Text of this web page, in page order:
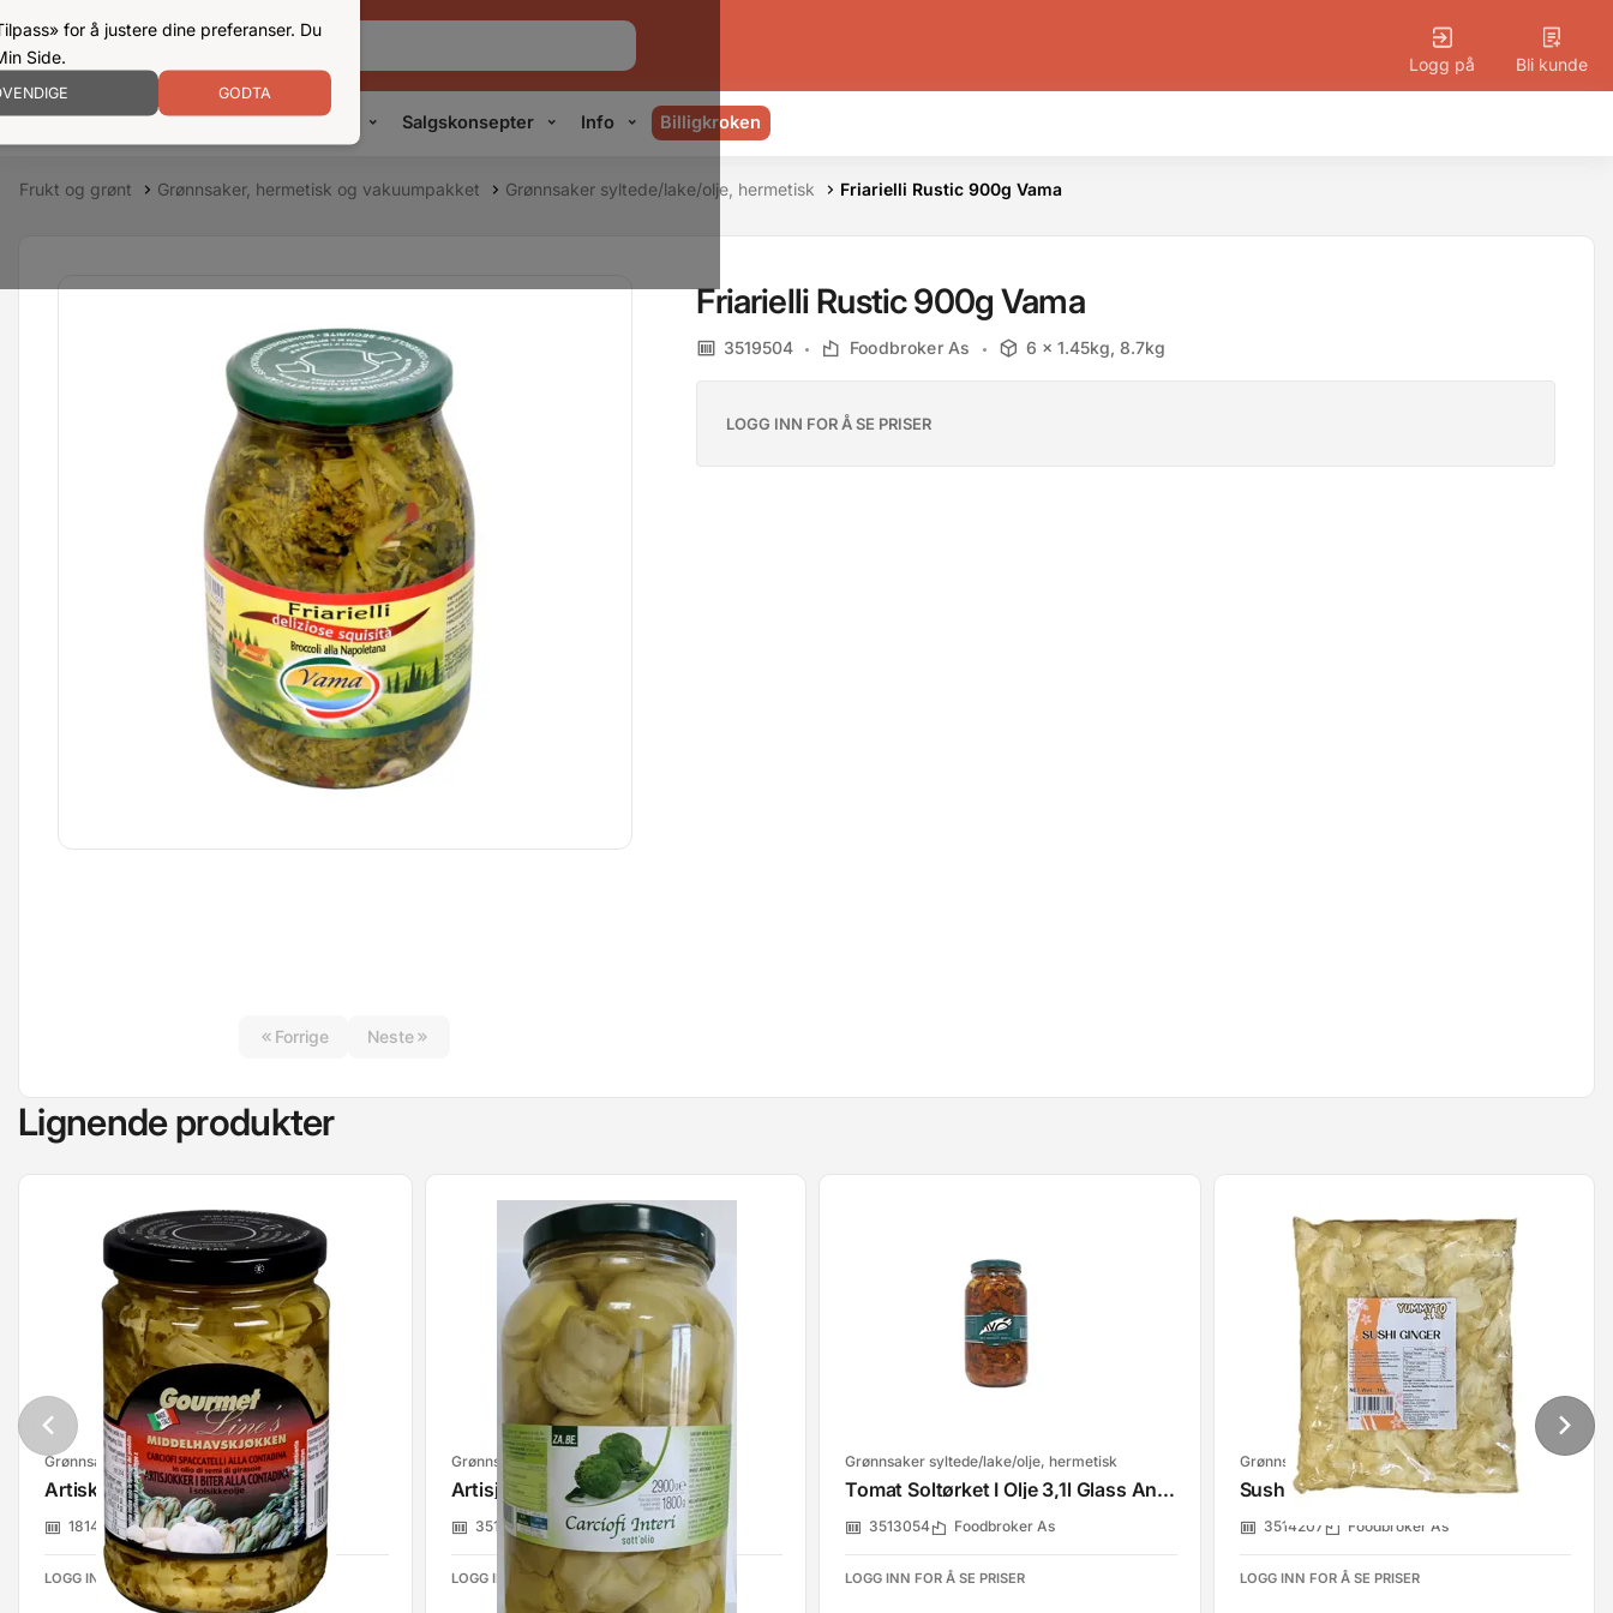
for å justere dine preferanser. Du
Side.
GODTA
Logg på Bli kunde
Kampanjer Produkter Konsepter Salgskonsepter Info Billigkroken
Frukt og grønt Grønnsaker, hermetisk og vakuumpakket Grønnsaker syltede/lake/olje, hermetisk Friarielli Rustic 900g Vama
Forrige Neste
Friarielli Rustic 900g Vama
3519504 Foodbroker As 6 x 1.45kg, 8.7kg
LOGG INN FOR Å SE PRISER
Lignende produkter
Grønnsaker syltede/lake/olje, hermetisk
Artiskokker Marinerte 314 Ml
181453 Foodbroker As
LOGG INN FOR Å SE PRISER
Grønnsaker syltede/lake/olje, hermetisk
Artisjokkhjerter I Olje 2,9 Kg
3513002 Foodbroker As
LOGG INN FOR Å SE PRISER
Grønnsaker syltede/lake/olje, hermetisk
Tomat Soltørket I Olje 3,1l Glass Antica
3513054 Foodbroker As
LOGG INN FOR Å SE PRISER
Grønnsaker syltede/lake/olje, hermetisk
Sushi Ingefær 10x1kg Yummyto
3514207 Foodbroker As
LOGG INN FOR Å SE PRISER